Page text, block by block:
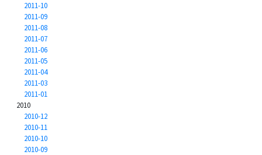
2011-10
2011-09
2011-08
2011-07
2011-06
2011-05
2011-04
2011-03
2011-01
2010
2010-12
2010-11
2010-10
2010-09